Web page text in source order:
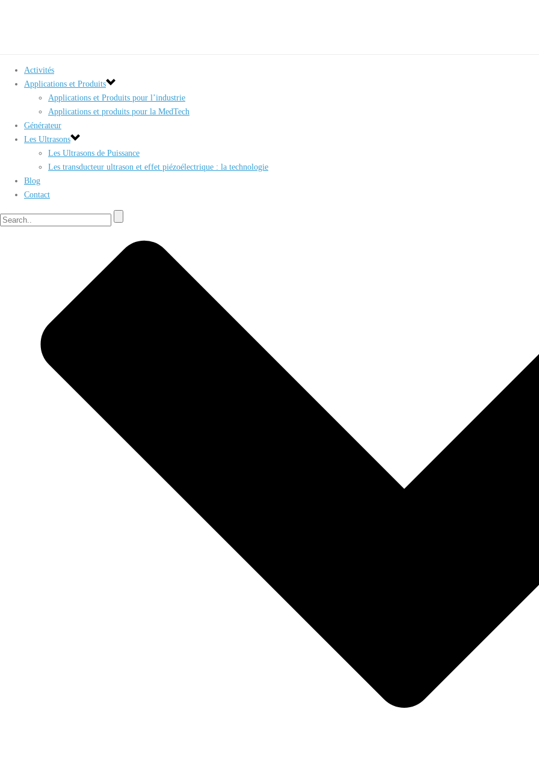
Activités
Applications et Produits
Applications et Produits pour l’industrie
Applications et produits pour la MedTech
Générateur
Les Ultrasons
Les Ultrasons de Puissance
Les transducteur ultrason et effet piézoélectrique : la technologie
Blog
Contact